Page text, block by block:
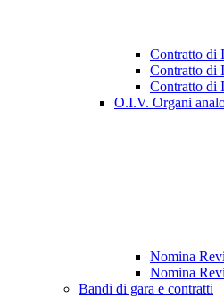
Contratto di
Contratto di
Contratto di
O.I.V. Organi
Nomina
Nomina
Bandi di gara e contratti